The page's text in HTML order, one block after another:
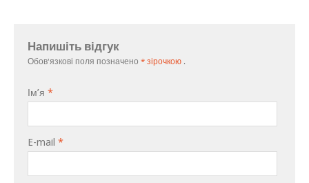
Напишіть відгук
Обов'язкові поля позначено * зірочкою .
Ім’я *
E-mail *